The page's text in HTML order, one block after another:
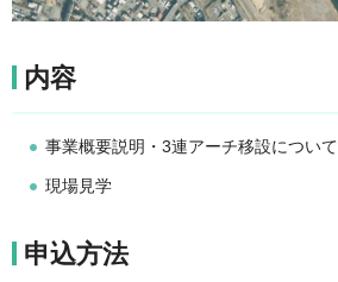
内容
事業概要説明・3連アーチ移設について
現場見学
申込方法